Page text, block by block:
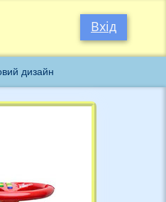
Вхід
дизайн